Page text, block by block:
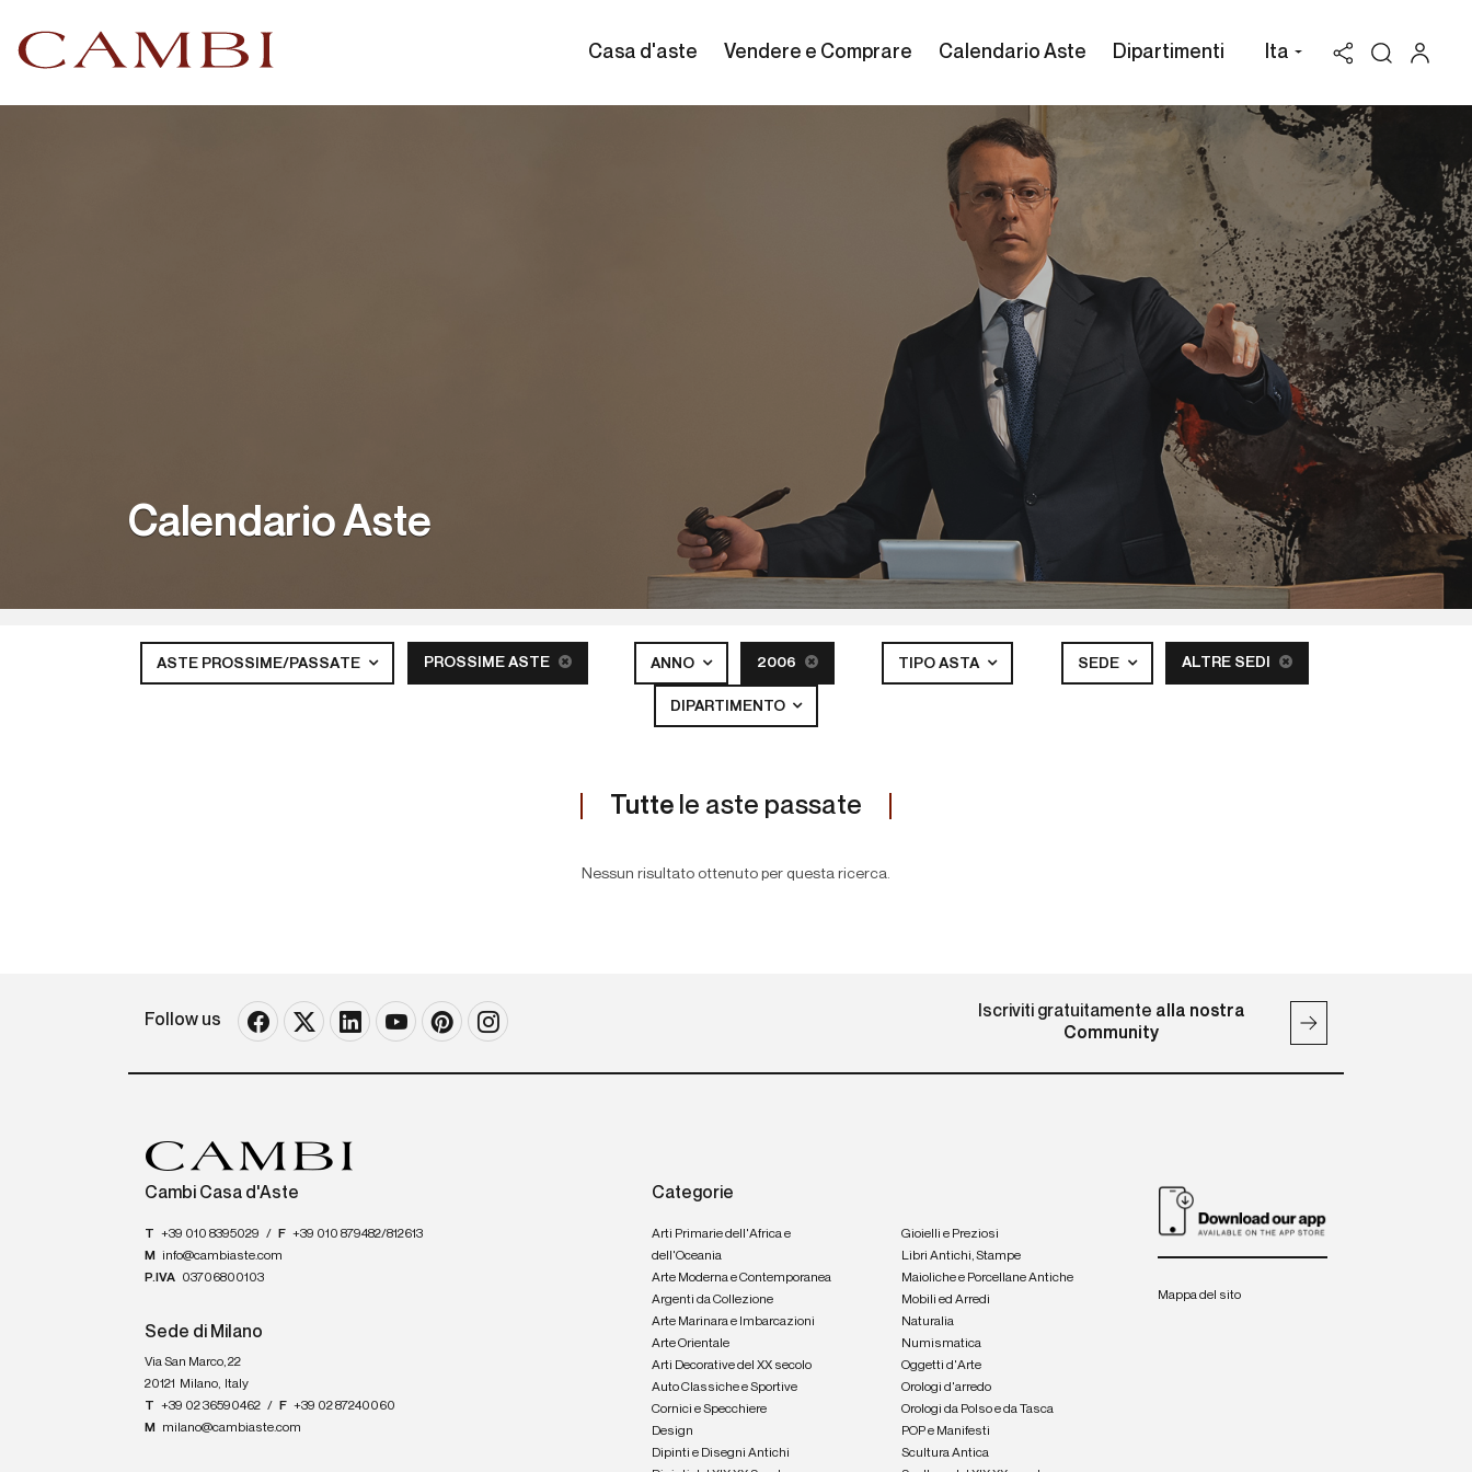
Casa d'aste Vendere e Comprare Calendario Aste Dipartimenti Ita
Calendario Aste
ASTE PROSSIME/PASSATE PROSSIME ASTE ANNO 2006 TIPO ASTA SEDE ALTRE SEDI
DIPARTIMENTO
Tutte le aste passate
Nessun risultato ottenuto per questa ricerca.
Follow us Iscriviti gratuitamente alla nostra
Community
Cambi Casa d'Aste
T +39 010 8395029 / F +39 010 879482/812613
M
info@cambiaste.com
P.IVA 03706800103
Sede di Milano
Via San Marco, 22
20121
Milano, Italy
T +39 02 36590462 / F +39 02 87240060
M
milano@cambiaste.com
Categorie
Arti Primarie dell'Africa e
dell'Oceania
Arte Moderna e Contemporanea
Argenti da Collezione
Arte Marinara e Imbarcazioni
Arte Orientale
Arti Decorative del XX secolo
Auto Classiche e Sportive
Cornici e Specchiere
Design
Dipinti e Disegni Antichi
Gioielli e Preziosi
Libri Antichi, Stampe
Maioliche e Porcellane Antiche
Mobili ed Arredi
Naturalia
Numismatica
Oggetti d'Arte
Orologi d'arredo
Orologi da Polso e da Tasca
POP e Manifesti
Scultura Antica
Mappa del sito